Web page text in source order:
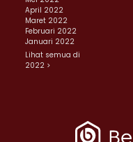
April 2022
Maret 2022
Februari 2022
Januari 2022
Lihat semua di
2022 >